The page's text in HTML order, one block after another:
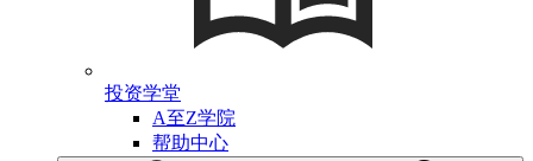
投资学堂
A至Z学院
帮助中心